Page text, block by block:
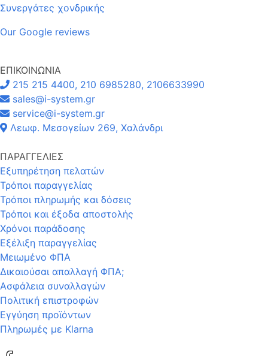
Συνεργάτες χονδρικής
Our Google reviews
ΕΠΙΚΟΙΝΩΝΙΑ
215 215 4400, 210 6985280, 2106633990
sales@i-system.gr
service@i-system.gr
Λεωφ. Μεσογείων 269, Χαλάνδρι
ΠΑΡΑΓΓΕΛΙΕΣ
Εξυπηρέτηση πελατών
Τρόποι παραγγελίας
Τρόποι πληρωμής και δόσεις
Τρόποι και έξοδα αποστολής
Χρόνοι παράδοσης
Εξέλιξη παραγγελίας
Μειωμένο ΦΠΑ
Δικαιούσαι απαλλαγή ΦΠΑ;
Ασφάλεια συναλλαγών
Πολιτική επιστροφών
Εγγύηση προϊόντων
Πληρωμές με Klarna